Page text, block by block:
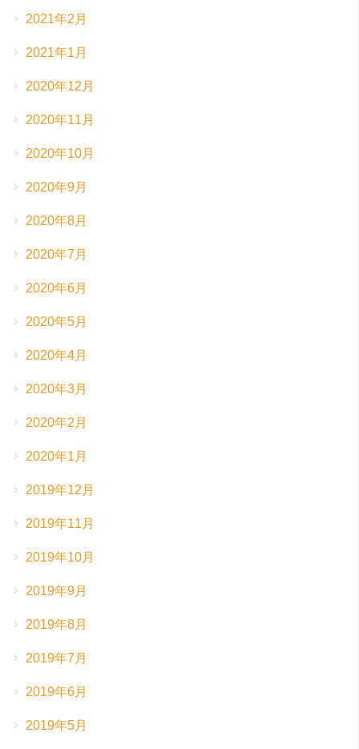
2021年2月
2021年1月
2020年12月
2020年11月
2020年10月
2020年9月
2020年8月
2020年7月
2020年6月
2020年5月
2020年4月
2020年3月
2020年2月
2020年1月
2019年12月
2019年11月
2019年10月
2019年9月
2019年8月
2019年7月
2019年6月
2019年5月